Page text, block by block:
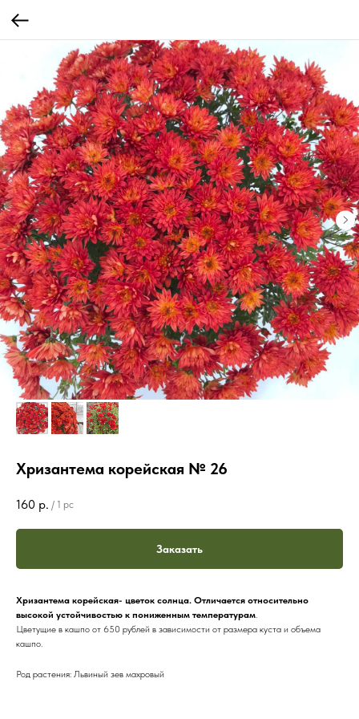
Хризантема корейская № 26
160 р. / 1 pc
Заказать
Хризантема корейская- цветок солнца. Отличается относительно
высокой устойчивостью к пониженным температурам.
Цветущие в кашпо от 650 рублей в зависимости от размера куста и объема
кашпо.
Род растения: Львиный зев махровый